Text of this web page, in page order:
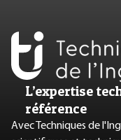
L’expertise
référence
Avec Techniques de